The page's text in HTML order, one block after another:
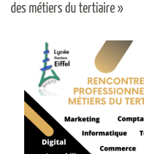
des métiers du tertiaire »